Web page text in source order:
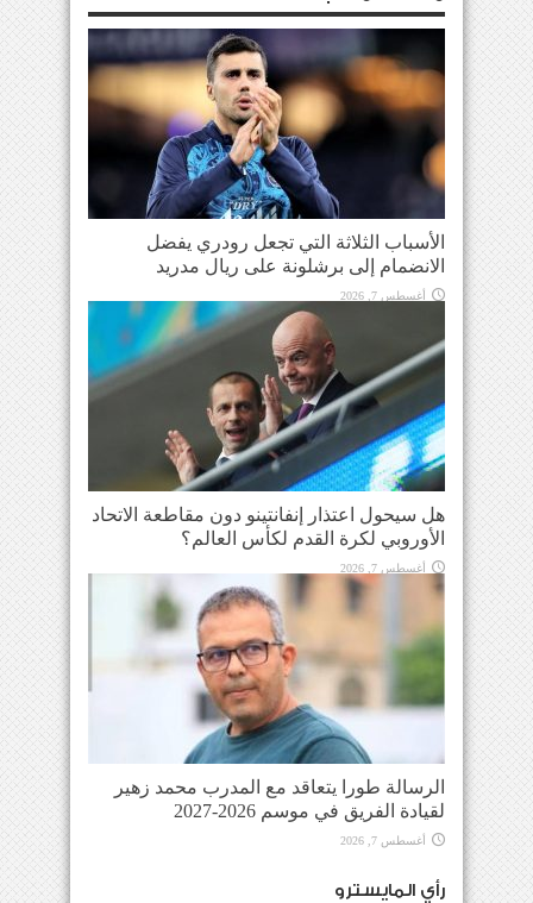
الأسباب الثلاثة التي تجعل رودري يفضل
الانضمام إلى برشلونة على ريال مدريد
أغسطس 7, 2026
هل سيحول اعتذار إنفانتينو دون مقاطعة الاتحاد
الأوروبي لكرة القدم لكأس العالم؟
أغسطس 7, 2026
الرسالة طورا يتعاقد مع المدرب محمد زهير
لقيادة الفريق في موسم 2026-2027
أغسطس 7, 2026
رأي المايسترو